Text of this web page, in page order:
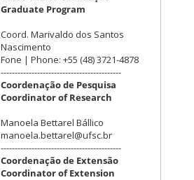
Graduate Program
Coord. Marivaldo dos Santos
Nascimento
Fone | Phone: +55 (48) 3721-4878
-------------------------------------------
Coordenação de Pesquisa
Coordinator of Research
Manoela Bettarel Bállico
manoela.bettarel@ufsc.br
-------------------------------------------
Coordenação de Extensão
Coordinator of Extension